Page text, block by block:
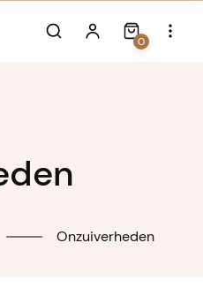
0
Onzuiverheden